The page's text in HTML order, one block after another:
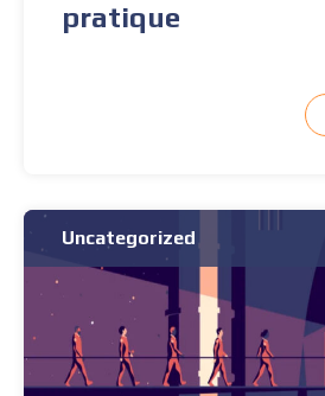
pratique
Uncategorized